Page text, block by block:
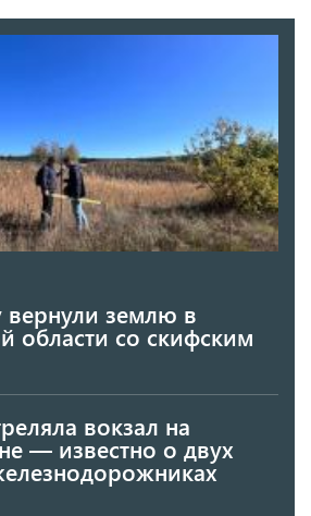
вернули землю в
области со скифским
вокзал на
— известно о двух